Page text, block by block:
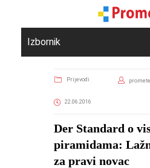
Izbornik
Prijevodi
22.06.2016
Der Standard o
piramidama:
za pravi novac